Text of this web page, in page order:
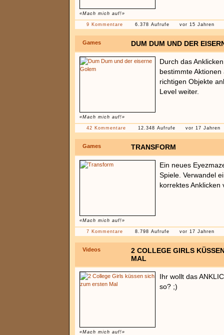
«Mach mich auf!»
9 Kommentare 6.378 Aufrufe vor 15 Jahren
Games DUM DUM UND DER
«Mach mich auf!»
Durch das
bestimmte
richtigen Objekte
Level weiter.
42 Kommentare 12.348 Aufrufe vor 17 Jahren
Games TRANSFORM
«Mach mich auf!»
Ein neues
Spiele. Verwandel
korrektes Anklicken
7 Kommentare 8.798 Aufrufe vor 17 Jahren
Videos
2 COLLEGE GIRLS
MAL
«Mach mich auf!»
Ihr wollt das
so? ;)